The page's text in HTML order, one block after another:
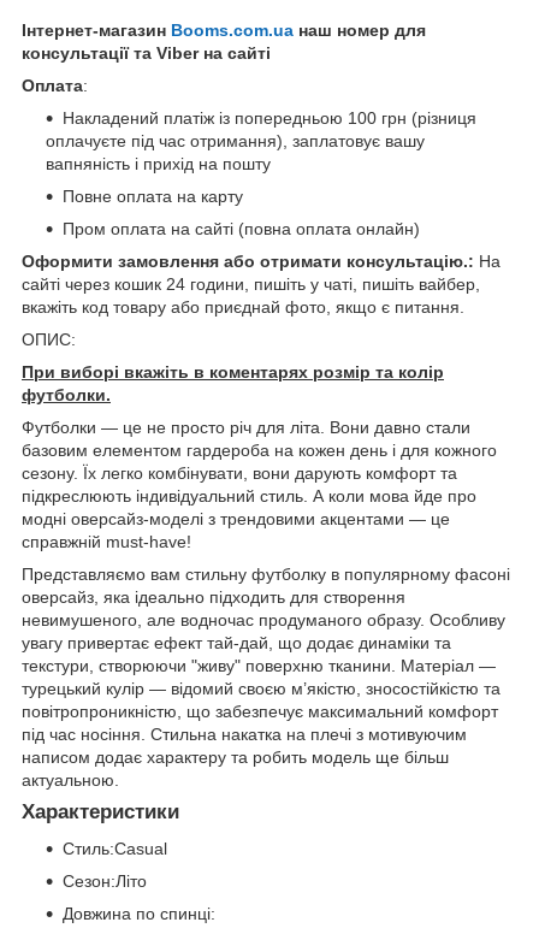
Інтернет-магазин Booms.com.ua наш номер для
консультації та Viber на сайті
Оплата:
Накладений платіж із попередньою 100 грн (різниця
оплачуєте під час отримання), заплатовує вашу
вапняність і прихід на пошту
Повне оплата на карту
Пром оплата на сайті (повна оплата онлайн)
Оформити замовлення або отримати консультацію.: На
сайті через кошик 24 години, пишіть у чаті, пишіть вайбер,
вкажіть код товару або приєднай фото, якщо є питання.
ОПИС:
При виборі вкажіть в коментарях розмір та колір
футболки.
Футболки — це не просто річ для літа. Вони давно стали
базовим елементом гардероба на кожен день і для кожного
сезону. Їх легко комбінувати, вони дарують комфорт та
підкреслюють індивідуальний стиль. А коли мова йде про
модні оверсайз-моделі з трендовими акцентами — це
справжній must-have!
Представляємо вам стильну футболку в популярному фасоні
оверсайз, яка ідеально підходить для створення
невимушеного, але водночас продуманого образу. Особливу
увагу привертає ефект тай-дай, що додає динаміки та
текстури, створюючи "живу" поверхню тканини. Матеріал —
турецький кулір — відомий своєю м’якістю, зносостійкістю та
повітропроникністю, що забезпечує максимальний комфорт
під час носіння. Стильна накатка на плечі з мотивуючим
написом додає характеру та робить модель ще більш
актуальною.
Характеристики
Стиль:Casual
Сезон:Літо
Довжина по спинці: